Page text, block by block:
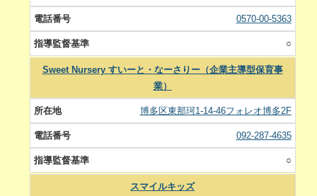
0570-00-5363
○
Sweet Nursery すいーと・なーさりー（企業主導型保育事
業）
博多区東那珂1-14-46フォレオ博多2F
092-287-4635
○
スマイルキッズ